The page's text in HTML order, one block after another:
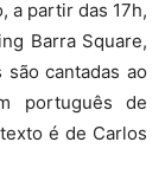
a partir das 17h,
Barra Square,
cantadas ao
português de
é de Carlos